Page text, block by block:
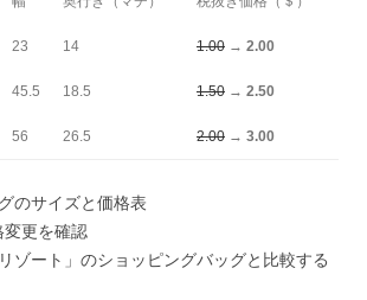
23 14 1.00 → 2.00
45.5 18.5 1.50 → 2.50
56 26.5 2.00 → 3.00
のサイズと価格表
更を確認
ゾート」のショッピングバッグと比較する